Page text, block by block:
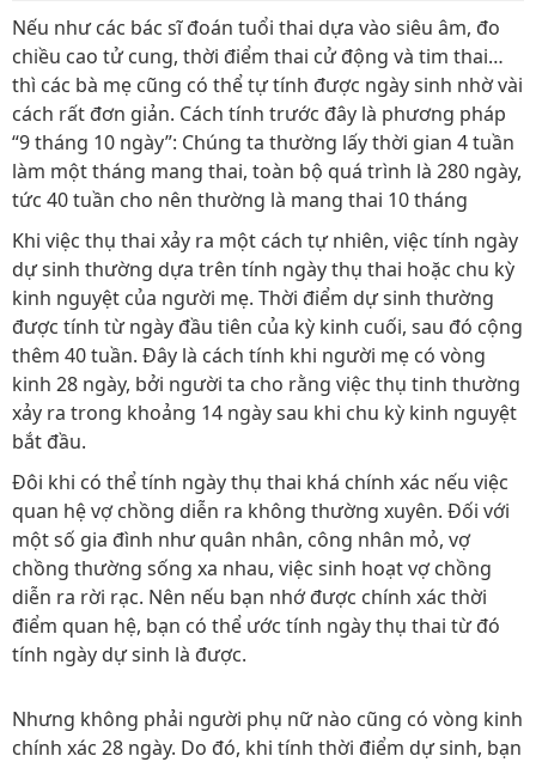
Nếu như các bác sĩ đoán tuổi thai dựa vào siêu âm, đo
chiều cao tử cung, thời điểm thai cử động và tim thai…
thì các bà mẹ cũng có thể tự tính được ngày sinh nhờ vài
cách rất đơn giản. Cách tính trước đây là phương pháp
“9 tháng 10 ngày”: Chúng ta thường lấy thời gian 4 tuần
làm một tháng mang thai, toàn bộ quá trình là 280 ngày,
tức 40 tuần cho nên thường là mang thai 10 tháng
Khi việc thụ thai xảy ra một cách tự nhiên, việc tính ngày
dự sinh thường dựa trên tính ngày thụ thai hoặc chu kỳ
kinh nguyệt của người mẹ. Thời điểm dự sinh thường
được tính từ ngày đầu tiên của kỳ kinh cuối, sau đó cộng
thêm 40 tuần. Đây là cách tính khi người mẹ có vòng
kinh 28 ngày, bởi người ta cho rằng việc thụ tinh thường
xảy ra trong khoảng 14 ngày sau khi chu kỳ kinh nguyệt
bắt đầu.
Đôi khi có thể tính ngày thụ thai khá chính xác nếu việc
quan hệ vợ chồng diễn ra không thường xuyên. Đối với
một số gia đình như quân nhân, công nhân mỏ, vợ
chồng thường sống xa nhau, việc sinh hoạt vợ chồng
diễn ra rời rạc. Nên nếu bạn nhớ được chính xác thời
điểm quan hệ, bạn có thể ước tính ngày thụ thai từ đó
tính ngày dự sinh là được.
Nhưng không phải người phụ nữ nào cũng có vòng kinh
chính xác 28 ngày. Do đó, khi tính thời điểm dự sinh, bạn